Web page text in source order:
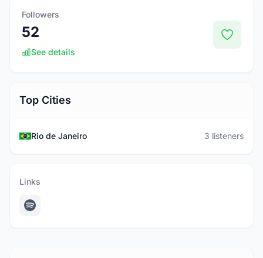
Followers
52
See details
Top Cities
Rio de Janeiro 3 listeners
Links